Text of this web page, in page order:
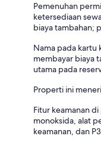
Pemenuhan
ketersediaan
biaya tambahan;
Nama pada kartu
membayar biaya
utama pada
Properti ini
Fitur keamanan
monoksida, alat
keamanan, dan